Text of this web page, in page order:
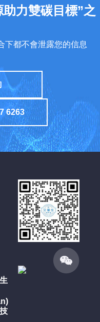
力雙碳目標”之
下都不會泄露您的信息
6263